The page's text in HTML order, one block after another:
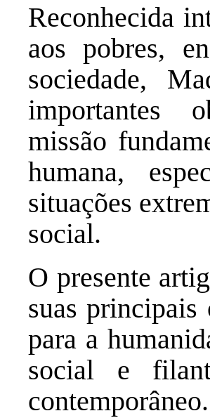
Reconhecida
aos pobres,
sociedade,
importantes
missão
humana,
situações
social.
O presente
suas
para a
social e
contemporâneo.